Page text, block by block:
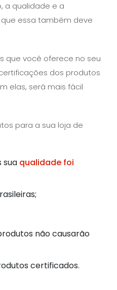
a qualidade e a
essa também deve
que você oferece no seu
dos produtos
elas, será mais fácil
para a sua loja de
sua qualidade foi
não causarão
certificados.